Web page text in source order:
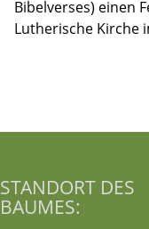
Bibelverses) einen
Lutherische Kirche
STANDORT DES
BAUMES: